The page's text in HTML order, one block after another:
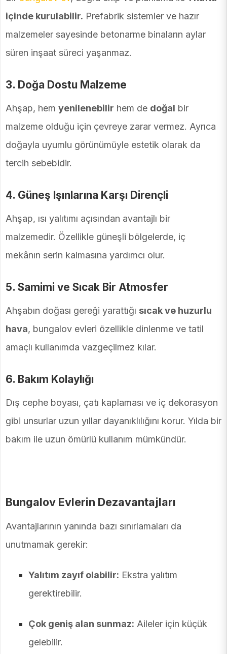
içinde kurulabilir. Prefabrik sistemler ve hazır
malzemeler sayesinde betonarme binaların aylar
süren inşaat süreci yaşanmaz.
3. Doğa Dostu Malzeme
Ahşap, hem yenilenebilir hem de doğal bir
malzeme olduğu için çevreye zarar vermez. Ayrıca
doğayla uyumlu görünümüyle estetik olarak da
tercih sebebidir.
4. Güneş Işınlarına Karşı Dirençli
Ahşap, ısı yalıtımı açısından avantajlı bir
malzemedir. Özellikle güneşli bölgelerde, iç
mekânın serin kalmasına yardımcı olur.
5. Samimi ve Sıcak Bir Atmosfer
Ahşabın doğası gereği yarattığı sıcak ve huzurlu
hava, bungalov evleri özellikle dinlenme ve tatil
amaçlı kullanımda vazgeçilmez kılar.
6. Bakım Kolaylığı
Dış cephe boyası, çatı kaplaması ve iç dekorasyon
gibi unsurlar uzun yıllar dayanıklılığını korur. Yılda bir
bakım ile uzun ömürlü kullanım mümkündür.
Bungalov Evlerin Dezavantajları
Avantajlarının yanında bazı sınırlamaları da
unutmamak gerekir:
Yalıtım zayıf olabilir: Ekstra yalıtım
gerektirebilir.
Çok geniş alan sunmaz: Aileler için küçük
gelebilir.